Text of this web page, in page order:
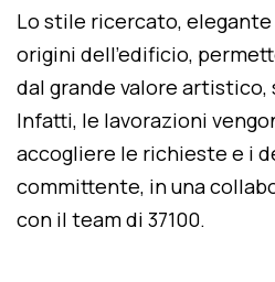
Lo stile ricercato,
origini dell'edificio,
dal grande valore artistico,
Infatti, le lavorazioni
accogliere le richieste e i
committente, in una
con il team di 37100.